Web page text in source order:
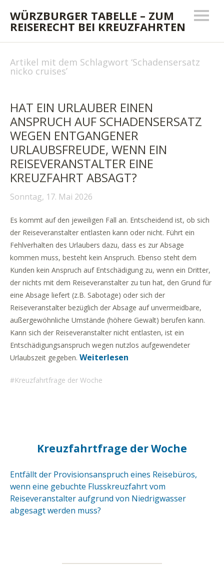
WÜRZBURGER TABELLE – ZUM
REISERECHT BEI KREUZFAHRTEN
Artikel mit dem Schlagwort ‘Schadensersatz
nicko cruises’
HAT EIN URLAUBER EINEN
ANSPRUCH AUF SCHADENSERSATZ
WEGEN ENTGANGENER
URLAUBSFREUDE, WENN EIN
REISEVERANSTALTER EINE
KREUZFAHRT ABSAGT?
Sonntag, 17. Mai 2026
Es kommt auf den jeweiligen Fall an. Entscheidend ist, ob sich
der Reiseveranstalter entlasten kann oder nicht. Führt ein
Fehlverhalten des Urlaubers dazu, dass es zur Absage
kommen muss, besteht kein Anspruch. Ebenso steht dem
Kunden kein Anspruch auf Entschädigung zu, wenn ein Dritter,
der nichts mit dem Reiseveranstalter zu tun hat, den Grund für
eine Absage liefert (z.B. Sabotage) oder sich der
Reiseveranstalter bezüglich der Absage auf unvermeidbare,
außergewöhnliche Umstände (höhere Gewalt) berufen kann.
Kann sich der Reiseveranstalter nicht entlasten, ist ein
Entschädigungsanspruch wegen nutzlos aufgewendeter
Urlaubszeit gegeben. Weiterlesen
Kreuzfahrtfrage der Woche
Kreuzfahrtfrage der Woche
Entfällt der Provisionsanspruch eines Reisebüros,
wenn eine gebuchte Flusskreuzfahrt vom
Reiseveranstalter aufgrund von Niedrigwasser
abgesagt werden muss?